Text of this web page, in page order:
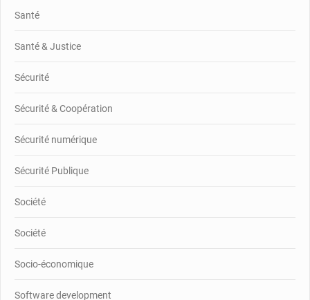
Santé
Santé & Justice
Sécurité
Sécurité & Coopération
Sécurité numérique
Sécurité Publique
Société
Société
Socio-économique
Software development